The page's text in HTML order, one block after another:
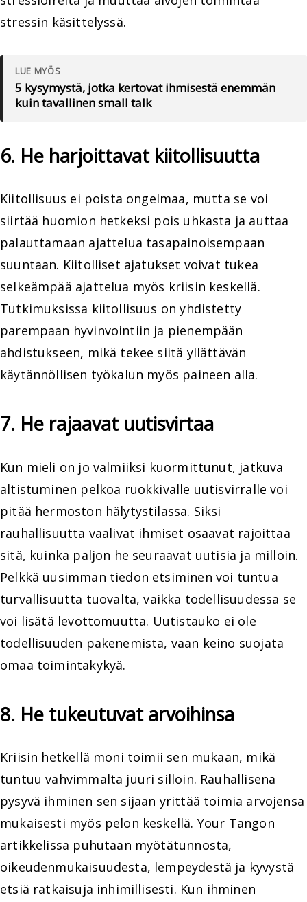
stressin käsittelyssä.
LUE MYÖS
5 kysymystä, jotka kertovat ihmisestä enemmän
kuin tavallinen small talk
6. He harjoittavat kiitollisuutta
Kiitollisuus ei poista ongelmaa, mutta se voi
siirtää huomion hetkeksi pois uhkasta ja auttaa
palauttamaan ajattelua tasapainoisempaan
suuntaan. Kiitolliset ajatukset voivat tukea
selkeämpää ajattelua myös kriisin keskellä.
Tutkimuksissa kiitollisuus on yhdistetty
parempaan hyvinvointiin ja pienempään
ahdistukseen, mikä tekee siitä yllättävän
käytännöllisen työkalun myös paineen alla.
7. He rajaavat uutisvirtaa
Kun mieli on jo valmiiksi kuormittunut, jatkuva
altistuminen pelkoa ruokkivalle uutisvirralle voi
pitää hermoston hälytystilassa. Siksi
rauhallisuutta vaalivat ihmiset osaavat rajoittaa
sitä, kuinka paljon he seuraavat uutisia ja milloin.
Pelkkä uusimman tiedon etsiminen voi tuntua
turvallisuutta tuovalta, vaikka todellisuudessa se
voi lisätä levottomuutta. Uutistauko ei ole
todellisuuden pakenemista, vaan keino suojata
omaa toimintakykyä.
8. He tukeutuvat arvoihinsa
Kriisin hetkellä moni toimii sen mukaan, mikä
tuntuu vahvimmalta juuri silloin. Rauhallisena
pysyvä ihminen sen sijaan yrittää toimia arvojensa
mukaisesti myös pelon keskellä. Your Tangon
artikkelissa puhutaan myötätunnosta,
oikeudenmukaisuudesta, lempeydestä ja kyvystä
etsiä ratkaisuja inhimillisesti. Kun ihminen